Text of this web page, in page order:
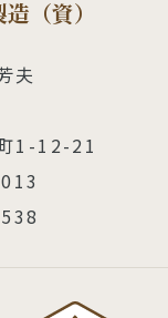
（資）
夫
1-12-21